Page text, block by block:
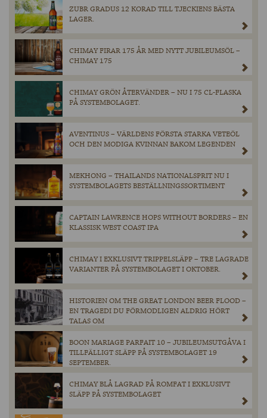
ZUBR GRADUS 12 KORAD TILL TJECKIENS BÄSTA
LAGER.
CHIMAY FIRAR 175 ÅR MED NYTT JUBILEUMSÖL –
CHIMAY 175
CHIMAY GRÖN ÅTERVÄNDER – NU I 75 CL-FLASKA
PÅ SYSTEMBOLAGET.
AVENTINUS – VÄRLDENS FÖRSTA STARKA VETEÖL
OCH DEN MODIGA KVINNAN BAKOM LEGENDEN
MEKHONG – THAILANDS NATIONALSPRIT NU I
SYSTEMBOLAGETS BESTÄLLNINGSSORTIMENT
CAPTAIN LAWRENCE HOPS WITHOUT BORDERS – EN
KLASSISK WEST COAST IPA
CHIMAY I EXKLUSIVT TRIPPELSLÄPP – TRE LAGRADE
VARIANTER PÅ SYSTEMBOLAGET I OKTOBER.
HISTORIEN OM THE GREAT LONDON BEER FLOOD –
EN TRAGEDI DU FÖRMODLIGEN ALDRIG HÖRT
TALAS OM
BOON MARIAGE PARFAIT 10 – JUBILEUMSUTGÅVA I
TILLFÄLLIGT SLÄPP PÅ SYSTEMBOLAGET 19
SEPTEMBER.
CHIMAY BLÅ LAGRAD PÅ ROMFAT I EXKLUSIVT
SLÄPP PÅ SYSTEMBOLAGET